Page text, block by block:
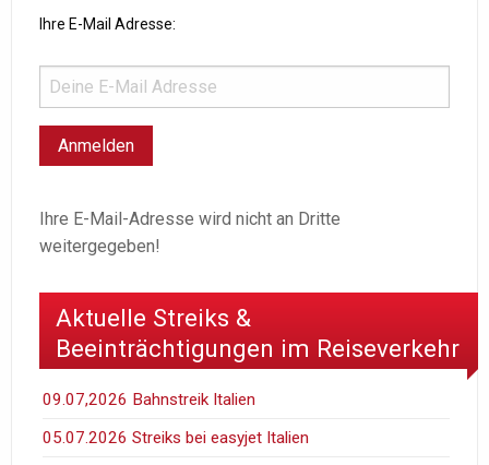
Ihre E-Mail Adresse:
Ihre E-Mail-Adresse wird nicht an Dritte
weitergegeben!
Aktuelle Streiks &
Beeinträchtigungen im Reiseverkehr
09.07,2026 Bahnstreik Italien
05.07.2026 Streiks bei easyjet Italien